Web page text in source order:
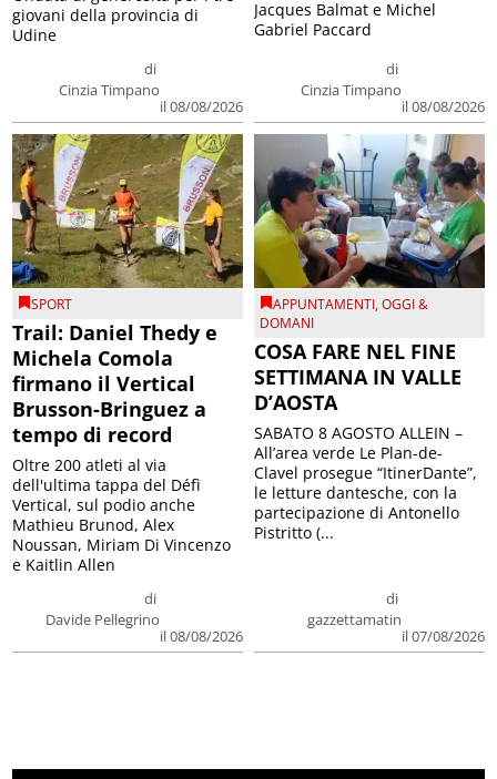
di
Cinzia Timpano
il 08/08/2026
giovani della provincia di
Udine
di
Cinzia Timpano
il 08/08/2026
Jacques Balmat e Michel
Gabriel Paccard
SPORT
Trail: Daniel Thedy e
Michela Comola
firmano il Vertical
Brusson-Bringuez a
tempo di record
di
Davide Pellegrino
il 08/08/2026
Oltre 200 atleti al via
dell'ultima tappa del Défì
Vertical, sul podio anche
Mathieu Brunod, Alex
Noussan, Miriam Di Vincenzo
e Kaitlin Allen
APPUNTAMENTI,OGGI &
DOMANI
COSA FARE NEL FINE
SETTIMANA IN VALLE
D’AOSTA
di
gazzettamatin
il 07/08/2026
SABATO 8 AGOSTO ALLEIN –
All’area verde Le Plan-de-
Clavel prosegue “ItinerDante”,
le letture dantesche, con la
partecipazione di Antonello
Pistritto (...